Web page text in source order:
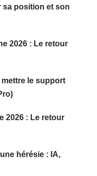
sa position et son
2026 : Le retour
le support
2026 : Le retour
hérésie : IA,